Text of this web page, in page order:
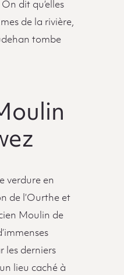
dit qu’elles
de la rivière,
tombe
verdure en
de l’Ourthe et
Moulin de
les derniers
un lieu caché à